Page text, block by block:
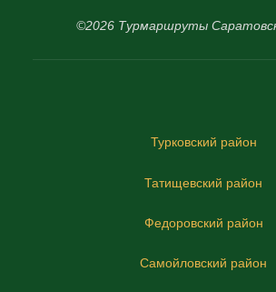
©2026 Турмаршруты
Турковский район
Татищевский район
Федоровский район
Самойловский район